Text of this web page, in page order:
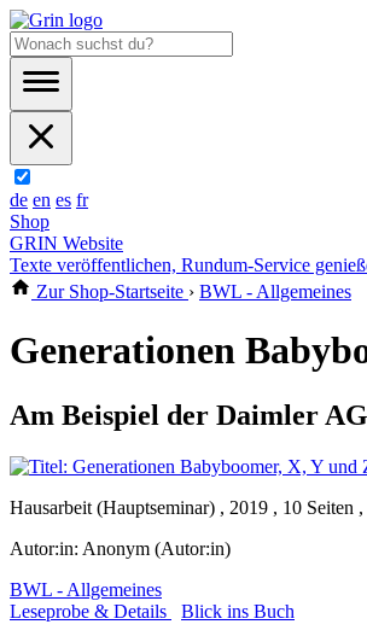
de en es fr
Shop
GRIN Website
Texte veröffentlichen, Rundum-Service
Zur Shop-Startseite › BWL - Allgemeines
Generationen
Am Beispiel der Daimler AG
Hausarbeit (Hauptseminar) , 2019 , 10 Seiten
Autor:in: Anonym (Autor:in)
BWL - Allgemeines
Leseprobe & Details
Blick ins Buch